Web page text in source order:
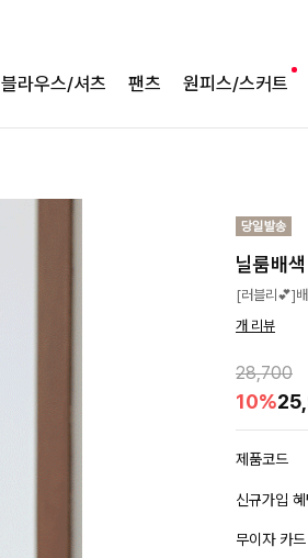
블라우스/셔츠 팬츠 원피스/스커트
닐룸배
[러블리💕]
개 리뷰
28,700
10%
제품코드
신규가입 혜
무이자 카드